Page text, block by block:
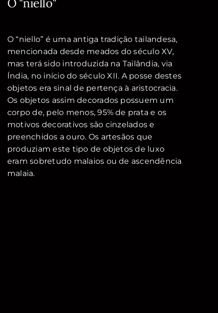
O “niello” é uma antiga tradição tailandesa,
mencionada desde meados do século XV,
mas terá sido introduzida na Tailândia, via
Índia, no início do século XII. A posse destes
objetos era sinal de pertença à aristocracia.
Os objetos assim decorados possuem um
corpo de, pelo menos, 95% de prata e os
motivos decorativos são cinzelados e
preenchidos a ouro. Os artesãos que
produziam este tipo de objetos de luxo
eram sobretudo malaios ou de ascendência
malaia.